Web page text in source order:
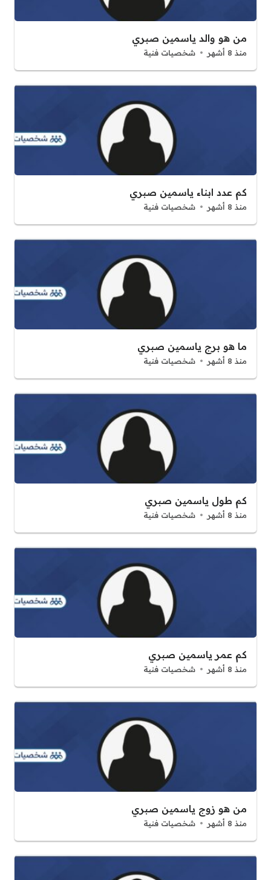
من هو والد ياسمين صبري
منذ 8 أشهر شخصيات فنية
كم عدد ابناء ياسمين صبري
منذ 8 أشهر شخصيات فنية
ما هو برج ياسمين صبري
منذ 8 أشهر شخصيات فنية
كم طول ياسمين صبري
منذ 8 أشهر شخصيات فنية
كم عمر ياسمين صبري
منذ 8 أشهر شخصيات فنية
من هو زوج ياسمين صبري
منذ 8 أشهر شخصيات فنية